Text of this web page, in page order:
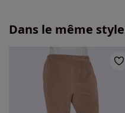
Dans le même